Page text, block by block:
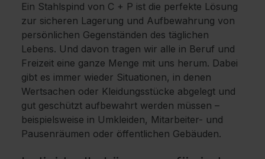
Ein Stahlspind von C + P ist die perfekte Lösung
zur sicheren Lagerung und Aufbewahrung von
persönlichen Gegenständen des täglichen
Lebens. Und davon tragen wir alle in Beruf und
Freizeit eine ganze Menge mit uns herum. Dabei
gibt es immer wieder Situationen, in denen
Wertsachen oder Kleidungsstücke abgelegt und
gut geschützt aufbewahrt werden müssen –
beispielsweise in Umkleiden, Mitarbeiter- und
Pausenräumen oder öffentlichen Gebäuden.